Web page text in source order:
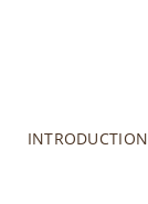
INTRODUCTION